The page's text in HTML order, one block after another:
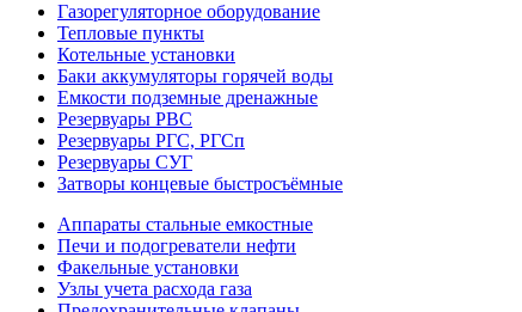
Газорегуляторное оборудование
Тепловые пункты
Котельные установки
Баки аккумуляторы горячей воды
Емкости подземные дренажные
Резервуары РВС
Резервуары РГС, РГСп
Резервуары СУГ
Затворы концевые быстросъёмные
Аппараты стальные емкостные
Печи и подогреватели нефти
Факельные установки
Узлы учета расхода газа